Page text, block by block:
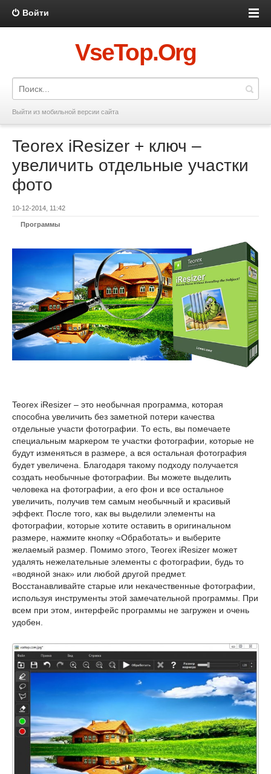
Войти
VseTop.Org
Выйти из мобильной версии сайта
Teorex iResizer + ключ –
увеличить отдельные участки
фото
10-12-2014, 11:42
Программы
Teorex iResizer – это необычная программа, которая
способна увеличить без заметной потери качества
отдельные участи фотографии. То есть, вы помечаете
специальным маркером те участки фотографии, которые не
будут изменяться в размере, а вся остальная фотография
будет увеличена. Благодаря такому подходу получается
создать необычные фотографии. Вы можете выделить
человека на фотографии, а его фон и все остальное
увеличить, получив тем самым необычный и красивый
эффект. После того, как вы выделили элементы на
фотографии, которые хотите оставить в оригинальном
размере, нажмите кнопку «Обработать» и выберите
желаемый размер. Помимо этого, Teorex iResizer может
удалять нежелательные элементы с фотографии, будь то
«водяной знак» или любой другой предмет.
Восстанавливайте старые или некачественные фотографии,
используя инструменты этой замечательной программы. При
всем при этом, интерфейс программы не загружен и очень
удобен.